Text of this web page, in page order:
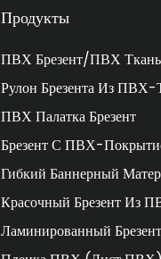
Продукты
ПВХ Брезент/ПВХ Ткань
Рулон Брезента Из ПВХ-
ПВХ Палатка Брезент
Брезент С ПВХ-
Гибкий Баннерный
Красочный Брезент Из
Ламинированный